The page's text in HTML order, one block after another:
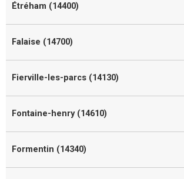
Étréham (14400)
Falaise (14700)
Fierville-les-parcs (14130)
Fontaine-henry (14610)
Formentin (14340)